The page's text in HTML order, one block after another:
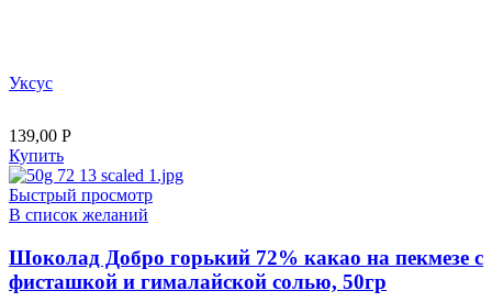
Уксус
139,00 Р
Купить
Быстрый просмотр
В список желаний
Шоколад Добро горький 72% какао на пекмезе с
фисташкой и гималайской солью, 50гр